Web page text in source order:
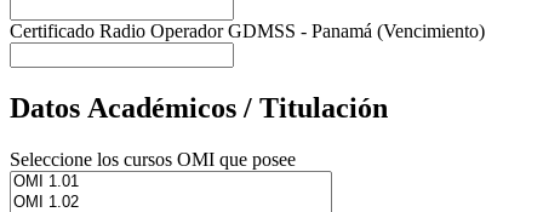
Certificado Radio Operador GDMSS - Panamá (Vencimiento)
Datos Académicos / Titulación
Seleccione los cursos OMI que posee